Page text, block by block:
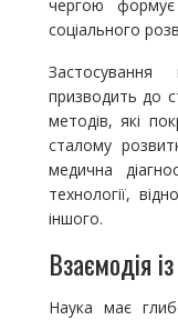
чергою формує
соціального
призводить до
методів, які
сталому
медична
технології,
іншого.
Взаємодія
Наука має